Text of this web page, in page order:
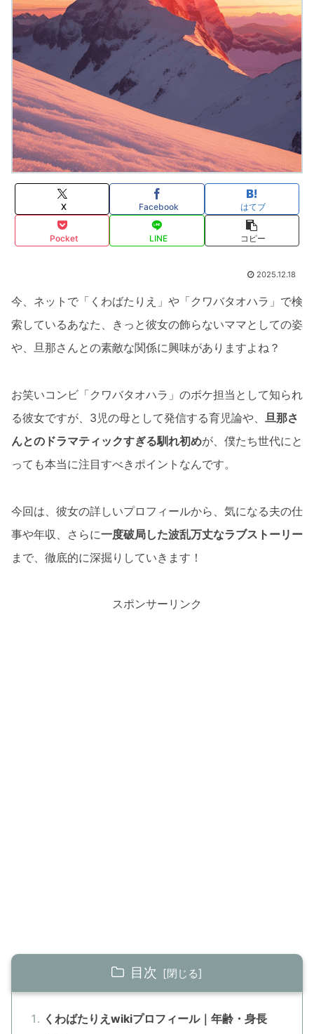
X Facebook はてブ
Pocket LINE コピー
2025.12.18
今、ネットで「くわばたりえ」や「クワバタオハラ」で検
索しているあなた、きっと彼女の飾らないママとしての姿
や、旦那さんとの素敵な関係に興味がありますよね？
お笑いコンビ「クワバタオハラ」のボケ担当として知られ
る彼女ですが、3児の母として発信する育児論や、 旦那さ
んとのドラマティックすぎる馴れ初めが、僕たち世代にと
っても本当に注目すべきポイントなんです。
今回は、彼女の詳しいプロフィールから、気になる夫の仕
事や年収、さらに一度破局した波乱万丈なラブストーリー
まで、徹底的に深掘りしていきます！
スポンサーリンク
目次
くわばたりえwikiプロフィール｜年齢・身長